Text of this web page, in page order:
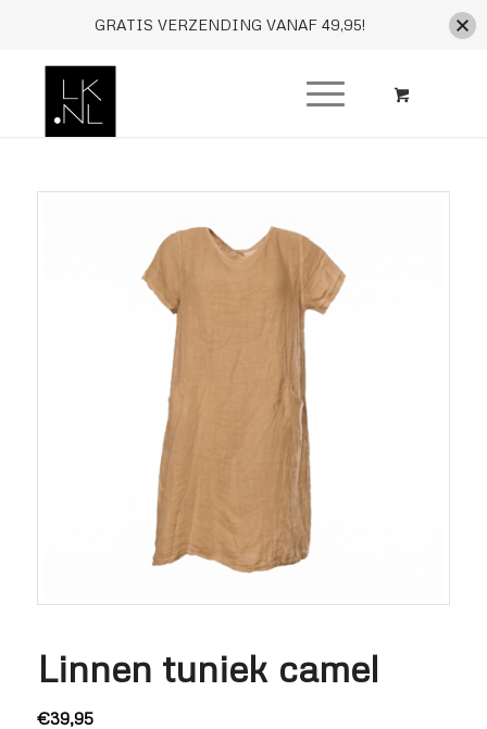
Linnen tuniek camel
€39,95
GRATIS VERZENDING VANAF 49,95!